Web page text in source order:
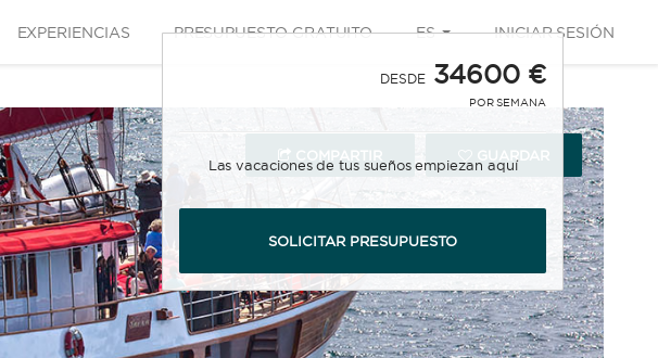
EXPERIENCIAS PRESUPUESTO GRATUITO ES INICIAR SESIÓN
GUARDAR
COMPARTIR
DESDE 34600 €
POR SEMANA
Las vacaciones de tus sueños empiezan aquí
SOLICITAR PRESUPUESTO